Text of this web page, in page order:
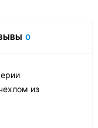
0
из